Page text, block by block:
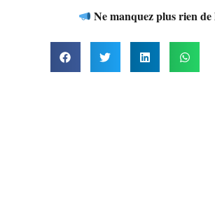
Ne manquez plus rien